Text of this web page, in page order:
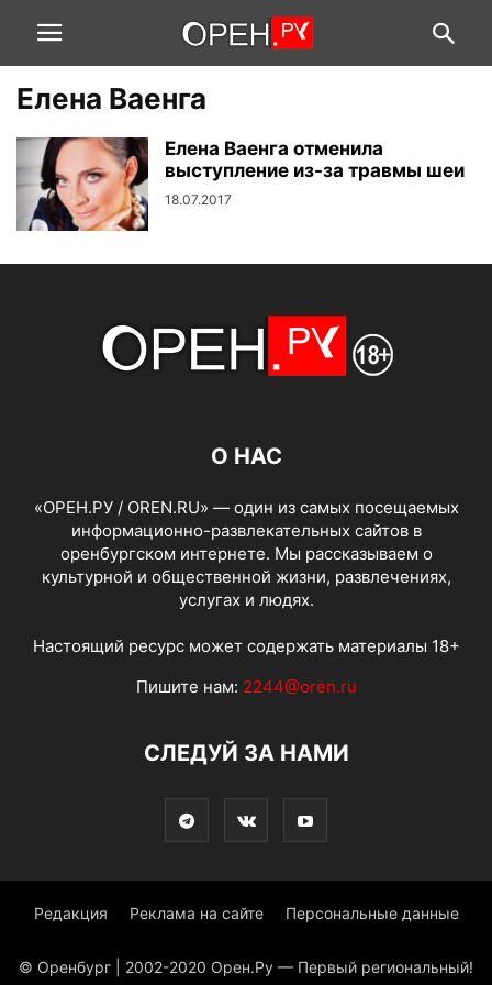
Елена Ваенга
Елена Ваенга отменила
выступление из-за травмы шеи
18.07.2017
О НАС
«ОРЕН.РУ / OREN.RU» — один из самых посещаемых
информационно-развлекательных сайтов в
оренбургском интернете. Мы рассказываем о
культурной и общественной жизни, развлечениях,
услугах и людях.
Настоящий ресурс может содержать материалы 18+
Пишите нам: 2244@oren.ru
СЛЕДУЙ ЗА НАМИ
Редакция Реклама на сайте Персональные данные
© Оренбург | 2002-2020 Орен.Ру — Первый региональный!